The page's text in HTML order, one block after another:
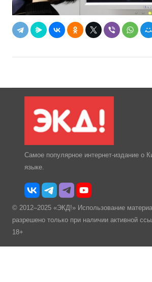
Самое популярное интернет-издание о
языке.
© 2012–2025 «ЭКД!» Использование
разрешено только при наличии активной
18+